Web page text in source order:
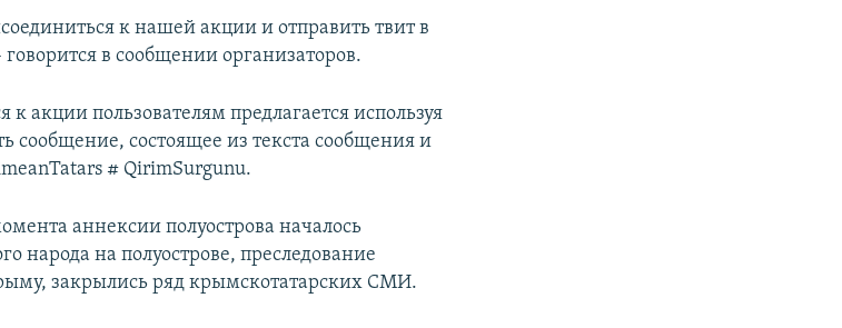
к нашей акции и отправить твит в
в сообщении организаторов.
к акции пользователям предлагается используя
сообщение, состоящее из текста сообщения и
# QirimSurgunu.
аннексии полуострова началось
народа на полуострове, преследование
закрылись ряд крымскотатарских СМИ.